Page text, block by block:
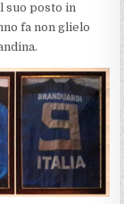
suo posto in
fa non glielo